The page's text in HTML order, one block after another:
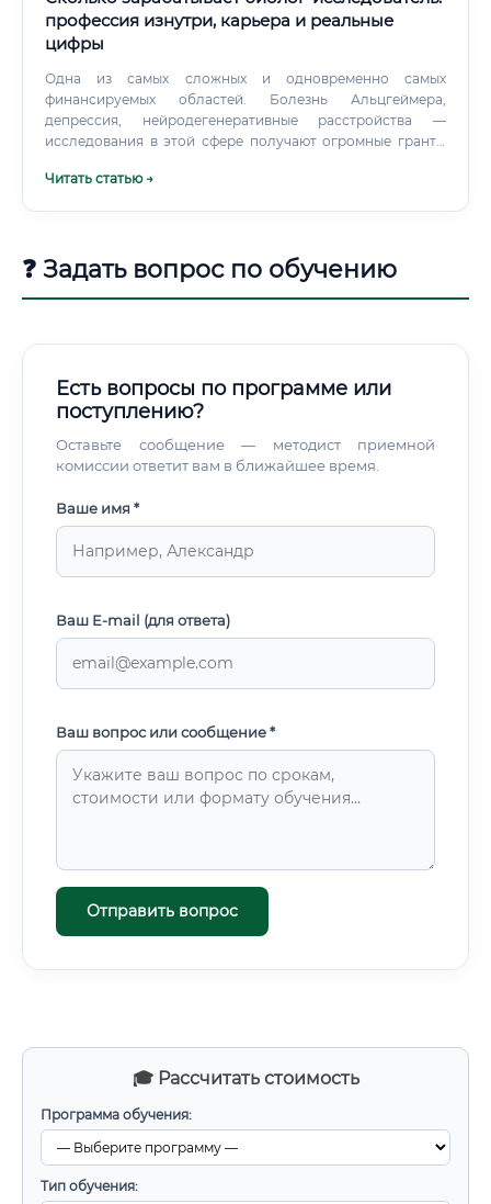
🎓 Рассчитать стоимость
Программа обучения:
Тип обучения:
профессия изнутри, карьера и реальные
цифры
Одна из самых сложных и одновременно самых
финансируемых областей. Болезнь Альцгеймера,
депрессия, нейродегенеративные расстройства —
исследования в этой сфере получают огромные гранты
Читать статью →
❓ Задать вопрос по обучению
Есть вопросы по программе или
поступлению?
Оставьте сообщение — методист приемной
комиссии ответит вам в ближайшее время.
Ваше имя *
Ваш E-mail (для ответа)
Ваш вопрос или сообщение *
Отправить вопрос